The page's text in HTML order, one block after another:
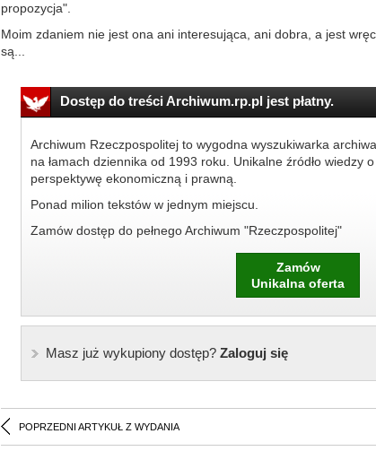
propozycja".
Moim zdaniem nie jest ona ani interesująca, ani dobra, a jest
są...
Dostęp do treści Archiwum.rp.pl jest płatny.
Archiwum Rzeczpospolitej to wygodna wyszukiwarka
na łamach dziennika od 1993 roku. Unikalne źródło wiedzy
perspektywę ekonomiczną i prawną.
Ponad milion tekstów w jednym miejscu.
Zamów dostęp do pełnego Archiwum "Rzeczpospolitej"
Zamów
Unikalna oferta
Masz już wykupiony dostęp?Zaloguj się
POPRZEDNI ARTYKUŁ Z WYDANIA